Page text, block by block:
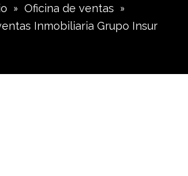
» Oficina de ventas »
Inmobiliaria Grupo Insur